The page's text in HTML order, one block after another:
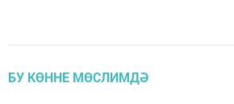
БУ КӨННЕ МӨСЛИМДӘ